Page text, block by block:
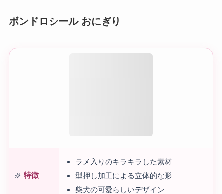
ボンドロシール おにぎり
特徴
ラメ入りのキラキラした素材
型押し加工による立体的な形
柴犬の可愛らしいデザイン